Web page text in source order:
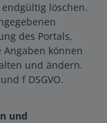
löschen.
des Portals,
Angaben können
und ändern.
f DSGVO.
und